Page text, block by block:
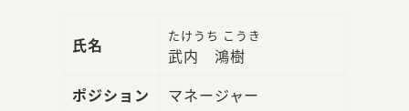
氏名 たけうち こうき
武内 鴻樹
ポジション
マネージャー